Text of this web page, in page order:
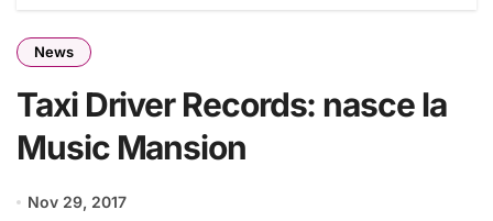
News
Taxi Driver Records: nasce la
Music Mansion
Nov 29, 2017